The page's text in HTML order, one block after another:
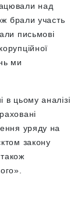
над
брали участь
письмові
ми
в цьому аналізі
уряду на
закону